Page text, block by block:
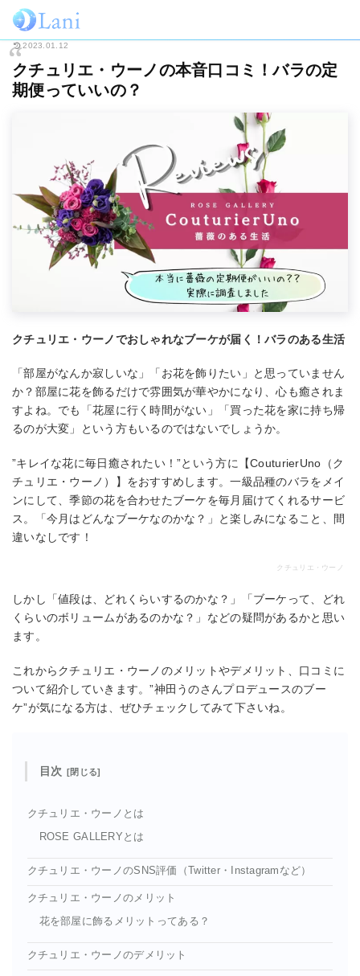
ホーム ライフスタイル
2023.01.12
クチュリエ・ウーノの本音口コミ！バラの定
期便っていいの？
クチュリエ・ウーノでおしゃれなブーケが届く！バラのある生活
「部屋がなんか寂しいな」「お花を飾りたい」と思っていません
か？部屋に花を飾るだけで雰囲気が華やかになり、心も癒されま
すよね。でも「花屋に行く時間がない」「買った花を家に持ち帰
るのが大変」という方もいるのではないでしょうか。
”キレイな花に毎日癒されたい！”という方に【CouturierUno（ク
チュリエ・ウーノ）】をおすすめします。一級品種のバラをメイ
ンにして、季節の花を合わせたブーケを毎月届けてくれるサービ
ス。「今月はどんなブーケなのかな？」と楽しみになること、間
違いなしです！
クチュリエ・ウーノ
しかし「値段は、どれくらいするのかな？」「ブーケって、どれ
くらいのボリュームがあるのかな？」などの疑問があるかと思い
ます。
これからクチュリエ・ウーノのメリットやデメリット、口コミに
ついて紹介していきます。”神田うのさんプロデュースのブー
ケ”が気になる方は、ぜひチェックしてみて下さいね。
目次
クチュリエ・ウーノとは
ROSE GALLERYとは
クチュリエ・ウーノのSNS評価（Twitter・Instagramなど）
クチュリエ・ウーノのメリット
花を部屋に飾るメリットってある？
クチュリエ・ウーノのデメリット